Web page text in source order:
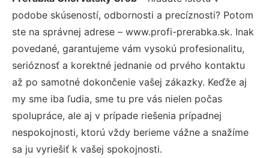
podobe skúseností, odbornosti a precíznosti? Potom
ste na správnej adrese – www.profi-prerabka.sk. Inak
povedané, garantujeme vám vysokú profesionalitu,
serióznosť a korektné jednanie od prvého kontaktu
až po samotné dokončenie vašej zákazky. Keďže aj
my sme iba ľudia, sme tu pre vás nielen počas
spolupráce, ale aj v prípade riešenia prípadnej
nespokojnosti, ktorú vždy berieme vážne a snažíme
sa ju vyriešiť k vašej spokojnosti.